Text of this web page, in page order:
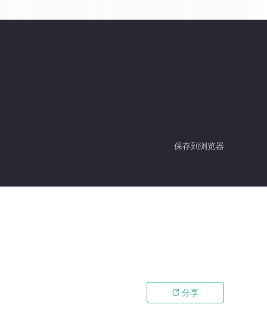
保存到浏览器
 分享